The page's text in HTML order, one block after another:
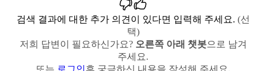
검색 결과에 대한 추가 의견이 있다면 입력해 주세요. (선
택)
저희 답변이 필요하신가요? 오른쪽 아래 챗봇으로 남겨
주세요.